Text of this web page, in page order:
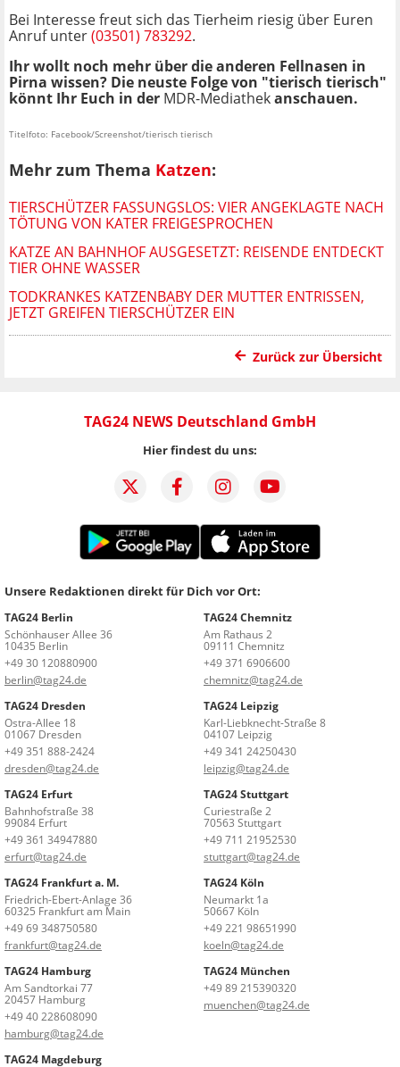
Bei Interesse freut sich das Tierheim riesig über Euren
Anruf unter(03501) 783292.
Ihr wollt noch mehr über die anderen Fellnasen in
Pirna wissen? Die neuste Folge von "tierisch tierisch"
könnt Ihr Euch in der MDR-Mediathekanschauen.
Titelfoto: Facebook/Screenshot/tierisch tierisch
Mehr zum Thema Katzen:
TIERSCHÜTZER FASSUNGSLOS: VIER ANGEKLAGTE NACH
TÖTUNG VON KATER FREIGESPROCHEN
KATZE AN BAHNHOF AUSGESETZT: REISENDE ENTDECKT
TIER OHNE WASSER
TODKRANKES KATZENBABY DER MUTTER ENTRISSEN,
JETZT GREIFEN TIERSCHÜTZER EIN
Zurück zur Übersicht
TAG24 NEWS Deutschland GmbH
Hier findest du uns:
Unsere Redaktionen direkt für Dich vor Ort:
TAG24 Berlin
Schönhauser Allee 36
10435 Berlin
+49 30 120880900
berlin@tag24.de
TAG24 Chemnitz
Am Rathaus 2
09111 Chemnitz
+49 371 6906600
chemnitz@tag24.de
TAG24 Dresden
Ostra-Allee 18
01067 Dresden
+49 351 888-2424
dresden@tag24.de
TAG24 Leipzig
Karl-Liebknecht-Straße 8
04107 Leipzig
+49 341 24250430
leipzig@tag24.de
TAG24 Erfurt
Bahnhofstraße 38
99084 Erfurt
+49 361 34947880
erfurt@tag24.de
TAG24 Stuttgart
Curiestraße 2
70563 Stuttgart
+49 711 21952530
stuttgart@tag24.de
TAG24 Frankfurt a. M.
Friedrich-Ebert-Anlage 36
60325 Frankfurt am Main
+49 69 348750580
frankfurt@tag24.de
TAG24 Köln
Neumarkt 1a
50667 Köln
+49 221 98651990
koeln@tag24.de
TAG24 Hamburg
Am Sandtorkai 77
20457 Hamburg
+49 40 228608090
hamburg@tag24.de
TAG24 München
+49 89 215390320
muenchen@tag24.de
TAG24 Magdeburg